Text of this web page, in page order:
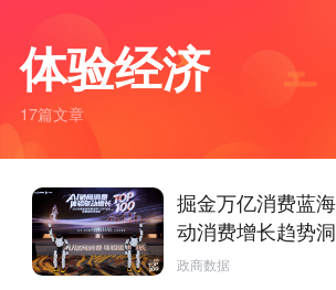
体验经济
17篇文章
掘金万亿消费蓝
动消费增长趋势
政商数据